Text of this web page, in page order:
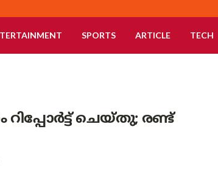
SPORTS ARTICLE TECH
ചെയ്തു; രണ്ട്